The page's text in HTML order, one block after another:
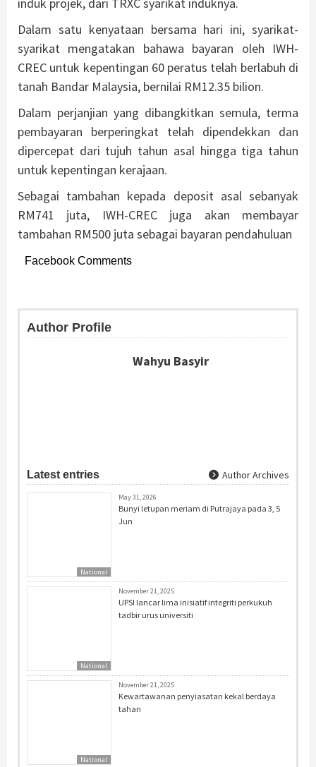
induk projek, dari TRXC syarikat induknya.
Dalam satu kenyataan bersama hari ini, syarikat-
syarikat mengatakan bahawa bayaran oleh IWH-
CREC untuk kepentingan 60 peratus telah berlabuh di
tanah Bandar Malaysia, bernilai RM12.35 bilion.
Dalam perjanjian yang dibangkitkan semula, terma
pembayaran berperingkat telah dipendekkan dan
dipercepat dari tujuh tahun asal hingga tiga tahun
untuk kepentingan kerajaan.
Sebagai tambahan kepada deposit asal sebanyak
RM741 juta, IWH-CREC juga akan membayar
tambahan RM500 juta sebagai bayaran pendahuluan
Facebook Comments
Author Profile
Wahyu Basyir
Latest entries Author Archives
National
May 31, 2026
Bunyi letupan meriam di Putrajaya pada 3, 5
Jun
National
November 21, 2025
UPSI lancar lima inisiatif integriti perkukuh
tadbir urus universiti
National
November 21, 2025
Kewartawanan penyiasatan kekal berdaya
tahan